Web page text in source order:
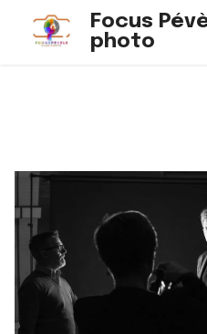
Focus
photo